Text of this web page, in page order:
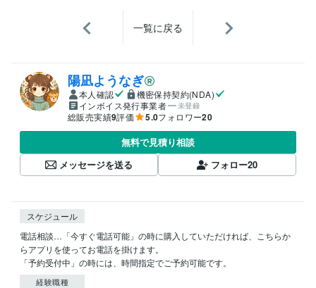
一覧に戻る
陽凪ようなぎ
本人確認
機密保持契約(NDA)
インボイス発行事業者
未登録
総販売実績9評価 5.0フォロワー20
無料で見積り相談
メッセージを送る
フォロー20
スケジュール
電話相談…「今すぐ電話可能」の時に購入していただければ、こちらか
らアプリを使ってお電話を掛けます。
「予約受付中」の時には、時間指定でご予約可能です。
経験職種